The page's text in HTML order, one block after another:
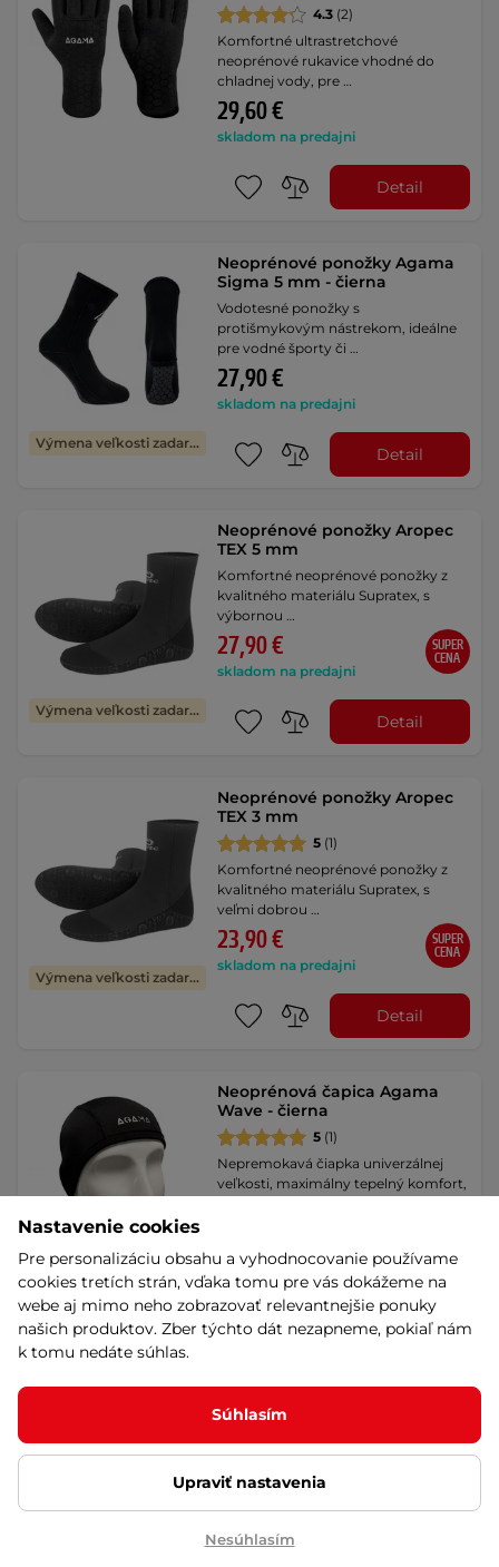
4.3 (2)
Komfortné ultrastretchové
neoprénové rukavice vhodné do
chladnej vody, pre …
29,60 €
skladom na predajni
Detail
Výmena veľkosti zadarmo
Neoprénové ponožky Agama
Sigma 5 mm - čierna
Vodotesné ponožky s
protišmykovým nástrekom, ideálne
pre vodné športy či …
27,90 €
skladom na predajni
Detail
Výmena veľkosti zadarmo
Neoprénové ponožky Aropec
TEX 5 mm
Komfortné neoprénové ponožky z
kvalitného materiálu Supratex, s
výbornou …
27,90 €
skladom na predajni
SUPER
CENA
Detail
Výmena veľkosti zadarmo
Neoprénové ponožky Aropec
TEX 3 mm
5 (1)
Komfortné neoprénové ponožky z
kvalitného materiálu Supratex, s
veľmi dobrou …
23,90 €
skladom na predajni
SUPER
CENA
Detail
Neoprénová čapica Agama
Wave - čierna
5 (1)
Nepremokavá čiapka univerzálnej
veľkosti, maximálny tepelný komfort,
dočasne vypredané
Detail
Neoprénová čapica Agama
Wave - čierno-modrá
Nepremokavá čiapka univerzálnej
veľkosti, maximálny tepelný komfort,
19,90 €
Nastavenie cookies
Pre personalizáciu obsahu a vyhodnocovanie používame
cookies tretích strán, vďaka tomu pre vás dokážeme na
webe aj mimo neho zobrazovať relevantnejšie ponuky
našich produktov. Zber týchto dát nezapneme, pokiaľ nám
k tomu nedáte súhlas.
Súhlasím
Upraviť nastavenia
Nesúhlasím